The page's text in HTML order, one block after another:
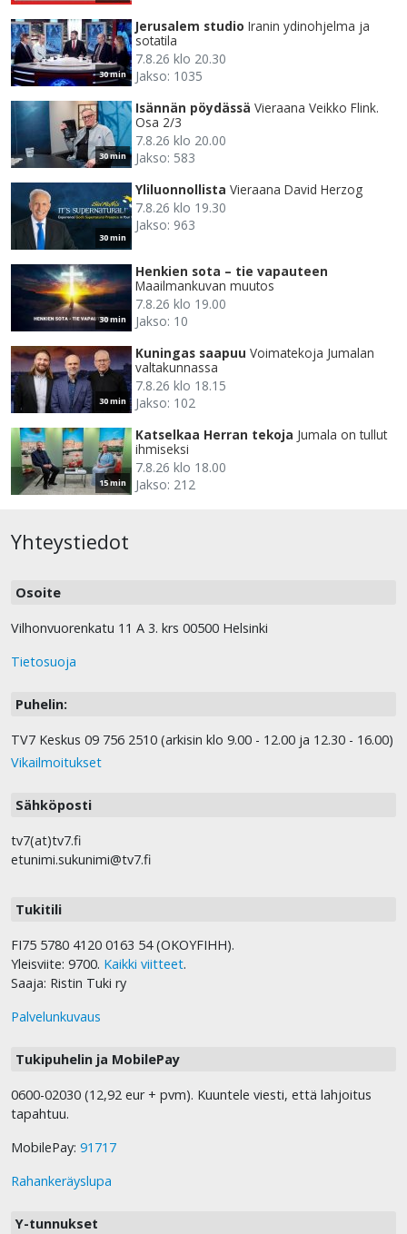
30 min
Jerusalem studio Iranin ydinohjelma ja
sotatila
7.8.26 klo 20.30
Jakso: 1035
30 min
Isännän pöydässä Vieraana Veikko Flink.
Osa 2/3
7.8.26 klo 20.00
Jakso: 583
30 min
Yliluonnollista Vieraana David Herzog
7.8.26 klo 19.30
Jakso: 963
30 min
Henkien sota – tie vapauteen
Maailmankuvan muutos
7.8.26 klo 19.00
Jakso: 10
30 min
Kuningas saapuu Voimatekoja Jumalan
valtakunnassa
7.8.26 klo 18.15
Jakso: 102
15 min
Katselkaa Herran tekoja Jumala on tullut
ihmiseksi
7.8.26 klo 18.00
Jakso: 212
Yhteystiedot
Osoite
Vilhonvuorenkatu 11 A 3. krs 00500 Helsinki
Tietosuoja
Puhelin:
TV7 Keskus 09 756 2510 (arkisin klo 9.00 - 12.00 ja 12.30 - 16.00)
Vikailmoitukset
Sähköposti
tv7(at)tv7.fi
etunimi.sukunimi@tv7.fi
Tukitili
FI75 5780 4120 0163 54 (OKOYFIHH).
Yleisviite: 9700. Kaikki viitteet.
Saaja: Ristin Tuki ry
Palvelunkuvaus
Tukipuhelin ja MobilePay
0600-02030 (12,92 eur + pvm). Kuuntele viesti, että lahjoitus
tapahtuu.
MobilePay: 91717
Rahankeräyslupa
Y-tunnukset